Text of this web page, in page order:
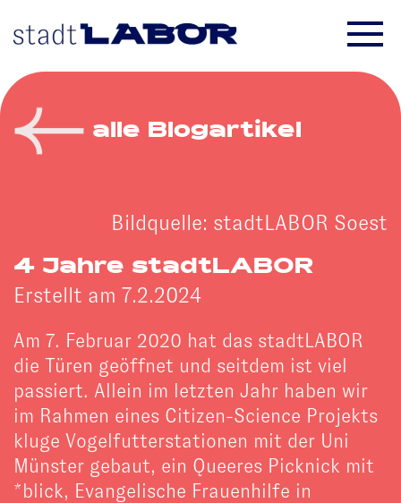
Skip to main content
alle Blogartikel
Bildquelle: stadtLABOR Soest
4 Jahre stadtLABOR
Erstellt am 7.2.2024
Am 7. Februar 2020 hat das stadtLABOR
die Türen geöffnet und seitdem ist viel
passiert. Allein im letzten Jahr haben wir
im Rahmen eines Citizen-Science Projekts
kluge Vogelfutterstationen mit der Uni
Münster gebaut, ein Queeres Picknick mit
*blick, Evangelische Frauenhilfe in